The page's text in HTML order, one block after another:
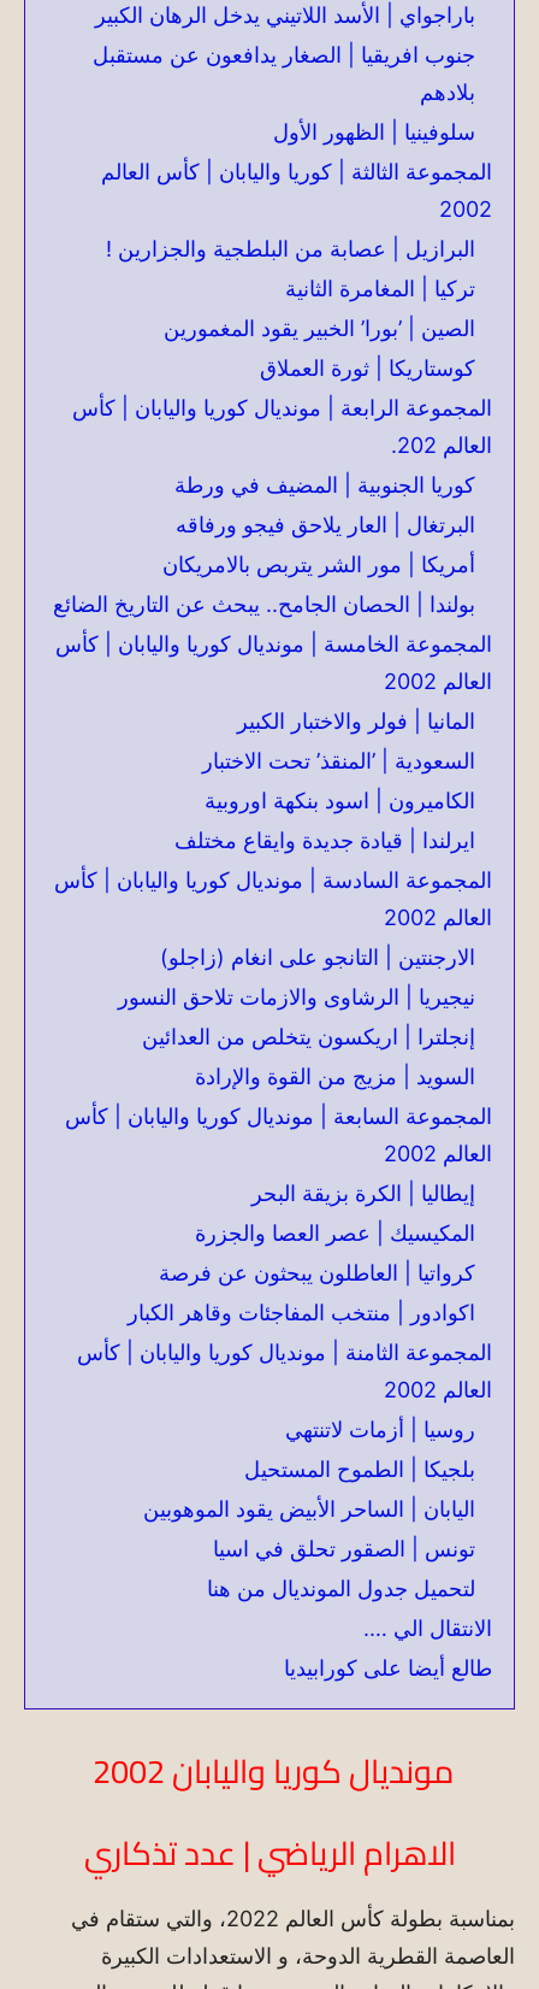
باراجواي | الأسد اللاتيني يدخل الرهان الكبير
جنوب افريقيا | الصغار يدافعون عن مستقبل
بلادهم
سلوفينيا | الظهور الأول
المجموعة الثالثة | كوريا واليابان | كأس العالم
2002
البرازيل | عصابة من البلطجية والجزارين !
تركيا | المغامرة الثانية
الصين | ’بورا’ الخبير يقود المغمورين
كوستاريكا | ثورة العملاق
المجموعة الرابعة | مونديال كوريا واليابان | كأس
العالم 202.
كوريا الجنوبية | المضيف في ورطة
البرتغال | العار يلاحق فيجو ورفاقه
أمريكا | مور الشر يتربص بالامريكان
بولندا | الحصان الجامح.. يبحث عن التاريخ الضائع
المجموعة الخامسة | مونديال كوريا واليابان | كأس
العالم 2002
المانيا | فولر والاختبار الكبير
السعودية | ’المنقذ’ تحت الاختبار
الكاميرون | اسود بنكهة اوروبية
ايرلندا | قيادة جديدة وايقاع مختلف
المجموعة السادسة | مونديال كوريا واليابان | كأس
العالم 2002
الارجنتين | التانجو على انغام (زاجلو)
نيجيريا | الرشاوى والازمات تلاحق النسور
إنجلترا | اريكسون يتخلص من العدائين
السويد | مزيج من القوة والإرادة
المجموعة السابعة | مونديال كوريا واليابان | كأس
العالم 2002
إيطاليا | الكرة بزيقة البحر
المكيسيك | عصر العصا والجزرة
كرواتيا | العاطلون يبحثون عن فرصة
اكوادور | منتخب المفاجئات وقاهر الكبار
المجموعة الثامنة | مونديال كوريا واليابان | كأس
العالم 2002
روسيا | أزمات لاتنتهي
بلجيكا | الطموح المستحيل
اليابان | الساحر الأبيض يقود الموهوبين
تونس | الصقور تحلق في اسيا
لتحميل جدول المونديال من هنا
الانتقال الي ….
طالع أيضا على كورابيديا
مونديال كوريا واليابان 2002
الاهرام الرياضي | عدد تذكاري
بمناسبة بطولة كأس العالم 2022، والتي ستقام في
العاصمة القطرية الدوحة، و الاستعدادات الكبيرة